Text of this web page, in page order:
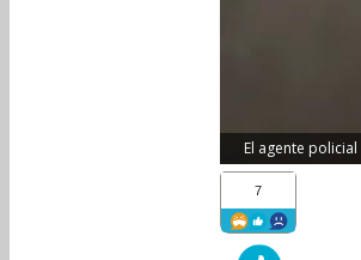
El agente
7